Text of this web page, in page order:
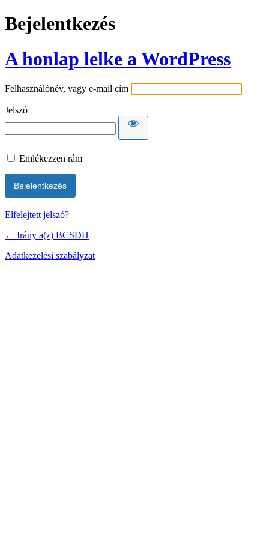
Bejelentkezés
A honlap lelke a WordPress
Felhasználónév, vagy e-mail cím
Jelszó
Emlékezzen rám
Elfelejtett jelszó?
← Irány a(z) BCSDH
Adatkezelési szabályzat